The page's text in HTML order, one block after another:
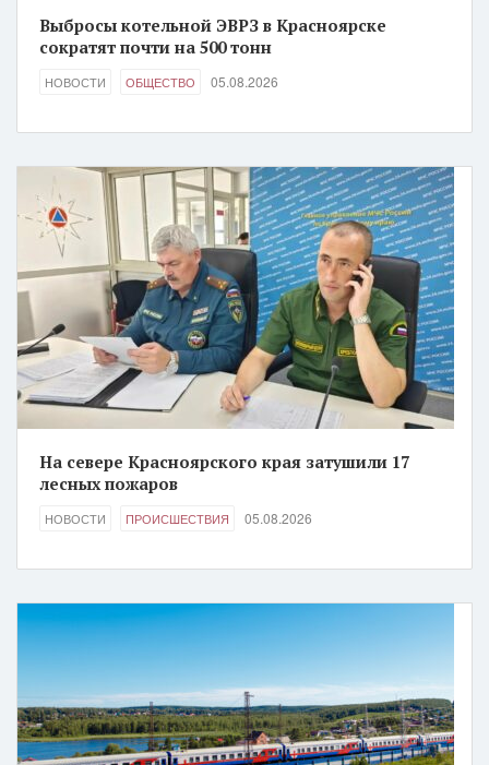
Выбросы котельной ЭВРЗ в Красноярске
сократят почти на 500 тонн
НОВОСТИ ОБЩЕСТВО 05.08.2026
На севере Красноярского края затушили 17
лесных пожаров
НОВОСТИ ПРОИСШЕСТВИЯ 05.08.2026